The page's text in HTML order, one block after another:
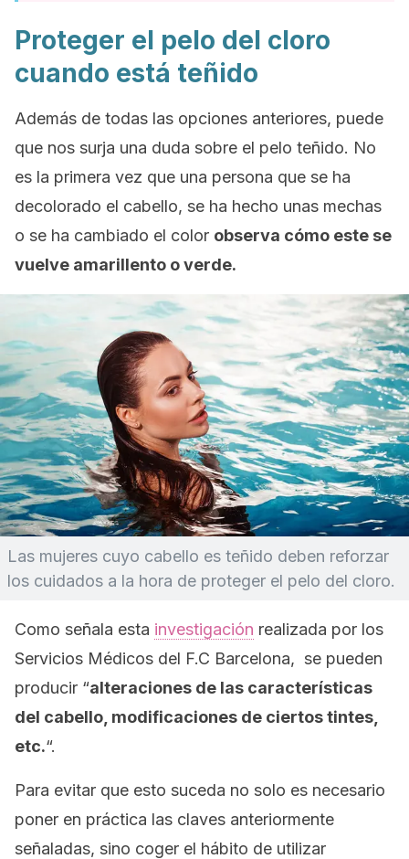
Proteger el pelo del cloro
cuando está teñido
Además de todas las opciones anteriores, puede
que nos surja una duda sobre el pelo teñido. No
es la primera vez que una persona que se ha
decolorado el cabello, se ha hecho unas mechas
o se ha cambiado el color observa cómo este se
vuelve amarillento o verde.
Las mujeres cuyo cabello es teñido deben reforzar
los cuidados a la hora de proteger el pelo del cloro.
Como señala esta investigación realizada por los
Servicios Médicos del F.C Barcelona, se pueden
producir “alteraciones de las características
del cabello, modificaciones de ciertos tintes,
etc.“.
Para evitar que esto suceda no solo es necesario
poner en práctica las claves anteriormente
señaladas, sino coger el hábito de utilizar